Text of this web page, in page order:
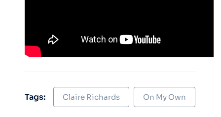
Tags: Claire Richards On My Own